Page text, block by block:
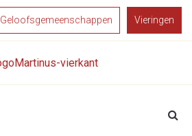
Geloofsgemeenschappen Vieringen